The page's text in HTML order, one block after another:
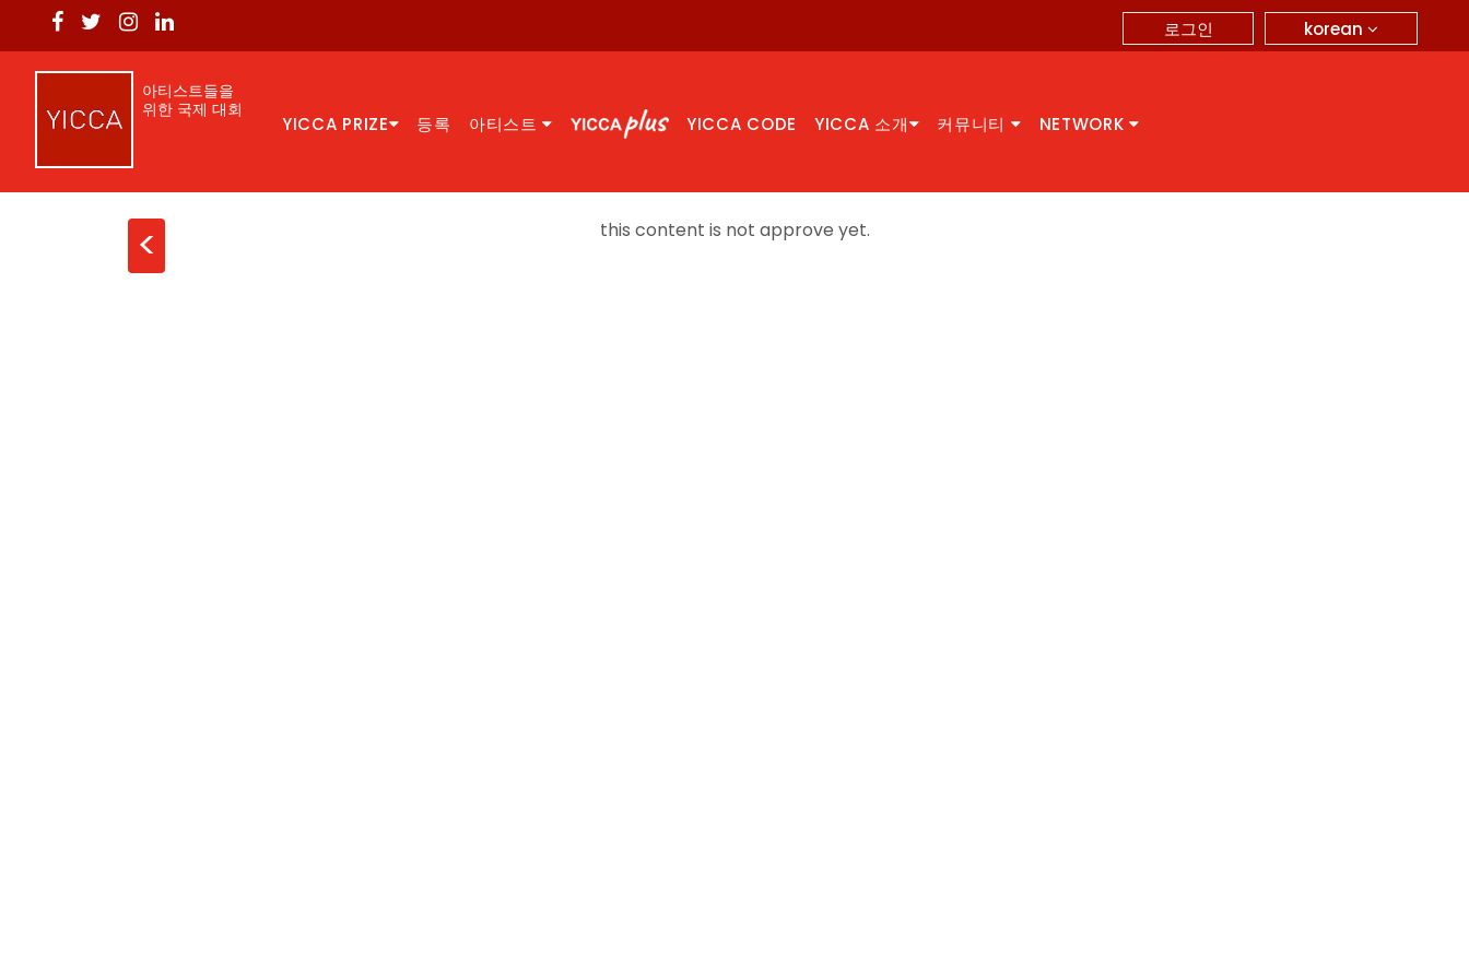
korean
로그인
아티스트들을
위한 국제 대회
YICCA PRIZE 등록 아티스트 YICCA CODE YICCA 소개 커뮤니티 NETWORK
< this content is not approve yet.